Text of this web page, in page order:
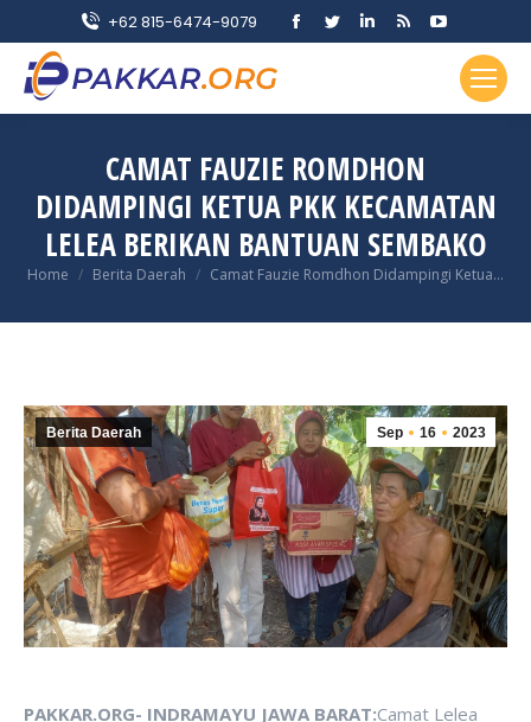
+62 815-6474-9079
Facebook
in
window
Twitter
in
window
Linkedin
in
window
Rss
opens
in
window
YouTube
page
opens
in
CAMAT FAUZIE ROMDHON
DIDAMPINGI KETUA PKK KECAMATAN
LELEA BERIKAN BANTUAN SEMBAKO
You are here:
Home Berita Daerah Camat Fauzie Romdhon Didampingi Ketua…
Sep 16 2023
Berita Daerah
PAKKAR.ORG- INDRAMAYU JAWA BARAT:Camat Lelea